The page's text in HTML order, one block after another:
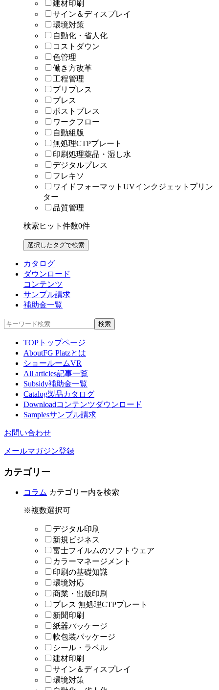
建材印刷
サイン＆ディスプレイ
環境対策
自動化・省人化
コストダウン
色管理
働き方改革
工程管理
プリプレス
プレス
ポストプレス
ワークフロー
自動組版
無処理CTPプレート
印刷処理薬品・湿し水
デジタルプレス
フレキソ
ワイドフォーマットUVインクジェットプリン
ター
品質管理
検索ヒット件数0件
カタログ
ダウンロード
コンテンツ
サンプル請求
補助金一覧
TOP トップページ
AboutFG Platzとは
ショールームVR
All articles記事一覧
Subsidy補助金一覧
Catalog製品カタログ
Downloadコンテンツダウンロード
Samplesサンプル請求
お問い合わせ
メールマガジン登録
カテゴリー
コラム カテゴリー内を検索
※複数選択可
デジタル印刷
新規ビジネス
富士フイルムのソフトウェア
カラーマネージメント
印刷の基礎知識
環境対応
商業・出版印刷
プレス 無処理CTPプレート
新聞印刷
紙器パッケージ
軟包装パッケージ
シール・ラベル
建材印刷
サイン＆ディスプレイ
環境対策